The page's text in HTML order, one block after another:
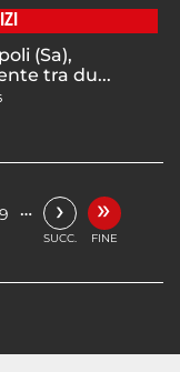
(Sa),
tra du...
9 … ›
SUCC.
»
FINE